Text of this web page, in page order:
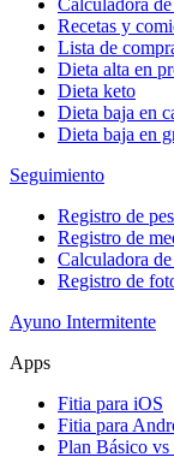
Recetas y
Lista de
Dieta alta en
Dieta keto
Dieta baja en
Dieta baja en
Seguimiento
Registro de
Registro de
Calculadora
Registro de
Ayuno Intermitente
Apps
Fitia para iOS
Fitia para
Plan Básico